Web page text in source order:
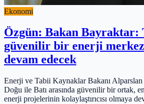
Ekonomi
Özgün: Bakan Bayraktar:
güvenilir bir enerji
devam edecek
Enerji ve Tabii Kaynaklar Bakanı
Doğu ile Batı arasında güvenilir bir ortak,
enerji projelerinin kolaylaştırıcısı olmaya